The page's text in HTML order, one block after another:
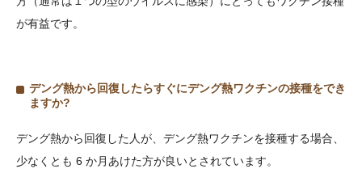
が有益です。
デング熱から回復したらすぐにデング熱ワクチンの接種をでき
ますか?
デング熱から回復した人が、デング熱ワクチンを接種する場合、
少なくとも 6 か月あけた方が良いとされています。